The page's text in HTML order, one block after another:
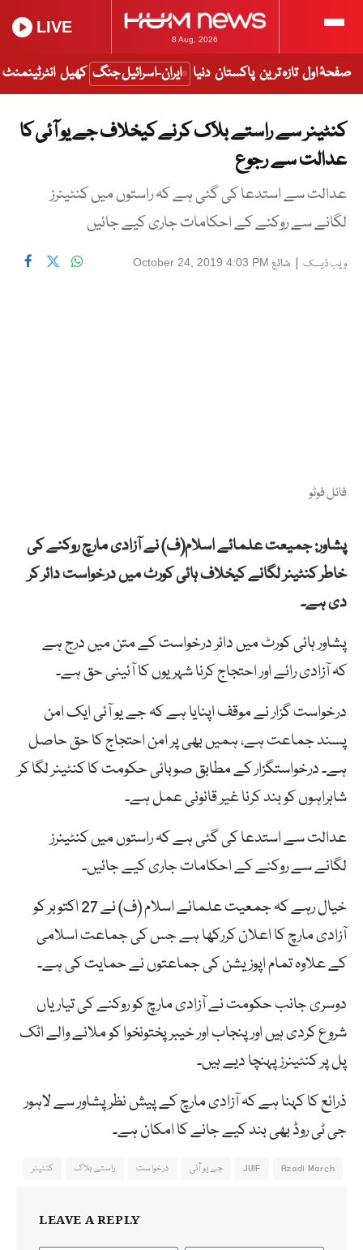
8 Aug, 2026
LIVE
صفحۂ اول تازہ ترین پاکستان دنیا ایران-اسرائیل جنگ کھیل انٹرٹینمنٹ
کنٹینر سے راستے بلاک کرنے کیخلاف جے یو آئی کا
عدالت سے رجوع
عدالت سے استدعا کی گئی ہے کہ راستوں میں کنٹینرز
لگانے سے روکنے کے احکامات جاری کیے جائیں
ویب ڈیسک | شائع October 24, 2019 4:03 PM
فائل فوٹو
پشاور: جمیعت علمائے اسلام(ف) نے آزادی مارچ روکنے کی
خاطر کنٹینر لگانے کیخلاف ہائی کورٹ میں درخواست دائر کر
دی ہے۔
پشاور ہائی کورٹ میں دائر درخواست کے متن میں درج ہے
کہ آزادی رائے اور احتجاج کرنا شہریوں کا آئینی حق ہے۔
درخواست گزار نے موقف اپنایا ہے کہ جے یو آئی ایک امن
پسند جماعت ہے، ہمیں بھی پر امن احتجاج کا حق حاصل
ہے۔ درخواستگزار کے مطابق صوبائی حکومت کا کنٹینر لگا کر
شاہراہوں کو بند کرنا غیر قانونی عمل ہے۔
عدالت سے استدعا کی گئی ہے کہ راستوں میں کنٹینرز
لگانے سے روکنے کے احکامات جاری کیے جائیں۔
خیال رہے کہ جمعیت علمائے اسلام (ف) نے 27 اکتوبر کو
آزادی مارچ کا اعلان کررکھا ہے جس کی جماعت اسلامی
کے علاوہ تمام اپوزیشن کی جماعتوں نے حمایت کی ہے۔
دوسری جانب حکومت نے آزادی مارچ کو روکنے کی تیاریاں
شروع کردی ہیں اور پنجاب اور خیبرپختونخوا کو ملانے والے اٹک
پل پر کنٹینرز پہنچا دیے ہیں۔
ذرائع کا کہنا ہے کہ آزادی مارچ کے پیش نظر پشاور سے لاہور
جی ٹی روڈ بھی بند کیے جانے کا امکان ہے۔
Azadi March
JUIF جے یو آئی درخواست راستے بلاک کنٹینر
LEAVE A REPLY